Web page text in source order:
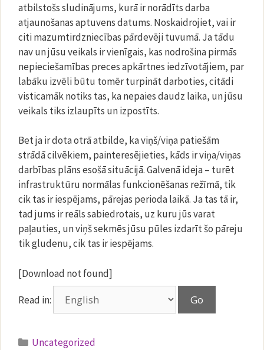
atbilstošs sludinājums, kurā ir norādīts darba
atjaunošanas aptuvens datums. Noskaidrojiet, vai ir
citi mazumtirdzniecības pārdevēji tuvumā. Ja tādu
nav un jūsu veikals ir vienīgais, kas nodrošina pirmās
nepieciešamības preces apkārtnes iedzīvotājiem, par
labāku izvēli būtu tomēr turpināt darboties, citādi
visticamāk notiks tas, ka nepaies daudz laika, un jūsu
veikals tiks izlaupīts un izpostīts.
Bet ja ir dota otrā atbilde, ka viņš/viņa patiešām
strādā cilvēkiem, painteresējieties, kāds ir viņa/viņas
darbības plāns esošā situācijā. Galvenā ideja – turēt
infrastruktūru normālas funkcionēšanas režīmā, tik
cik tas ir iespējams, pārejas perioda laikā. Ja tas tā ir,
tad jums ir reāls sabiedrotais, uz kuru jūs varat
paļauties, un viņš sekmēs jūsu pūles izdarīt šo pāreju
tik gludenu, cik tas ir iespējams.
[Download not found]
Read in:
Categories
Uncategorized